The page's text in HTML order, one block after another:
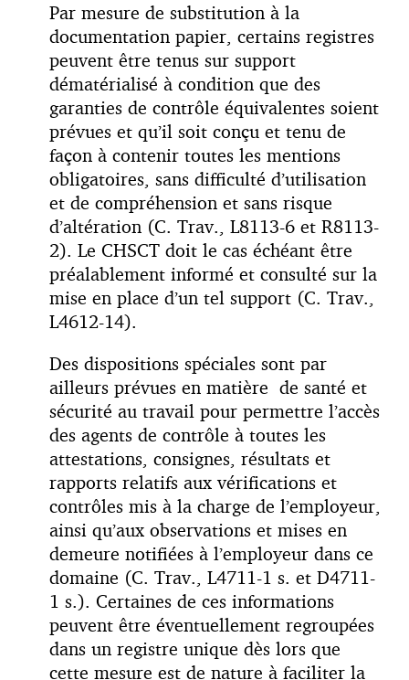
Par mesure de substitution à la
documentation papier, certains registres
peuvent être tenus sur support
dématérialisé à condition que des
garanties de contrôle équivalentes soient
prévues et qu’il soit conçu et tenu de
façon à contenir toutes les mentions
obligatoires, sans difficulté d’utilisation
et de compréhension et sans risque
d’altération (C. Trav., L8113-6 et R8113-
2). Le CHSCT doit le cas échéant être
préalablement informé et consulté sur la
mise en place d’un tel support (C. Trav.,
L4612-14).
Des dispositions spéciales sont par
ailleurs prévues en matière de santé et
sécurité au travail pour permettre l’accès
des agents de contrôle à toutes les
attestations, consignes, résultats et
rapports relatifs aux vérifications et
contrôles mis à la charge de l’employeur,
ainsi qu’aux observations et mises en
demeure notifiées à l’employeur dans ce
domaine (C. Trav., L4711-1 s. et D4711-
1 s.). Certaines de ces informations
peuvent être éventuellement regroupées
dans un registre unique dès lors que
cette mesure est de nature à faciliter la